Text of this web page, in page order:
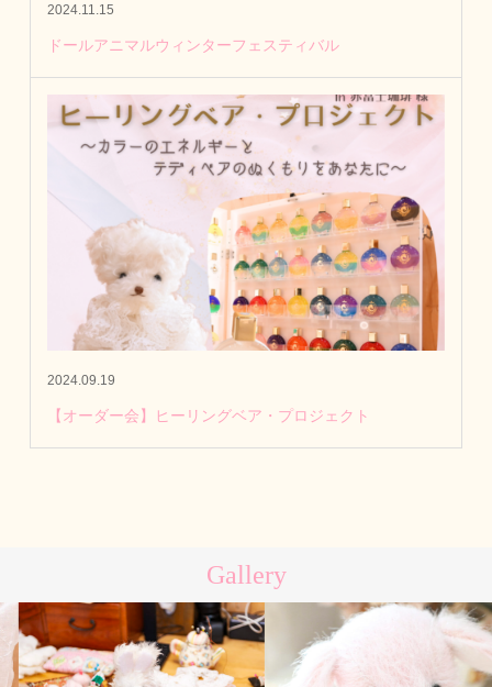
2024.11.15
ドールアニマルウィンターフェスティバル
2024.09.19
【オーダー会】ヒーリングベア・プロジェクト
Gallery